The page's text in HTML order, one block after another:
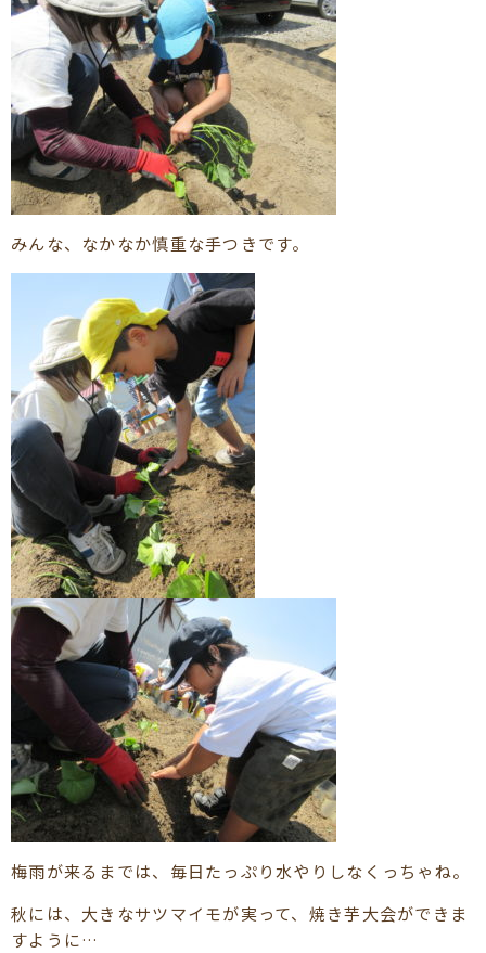
みんな、なかなか慎重な手つきです。
梅雨が来るまでは、毎日たっぷり水やりしなくっちゃね。
秋には、大きなサツマイモが実って、焼き芋大会ができま
すように…